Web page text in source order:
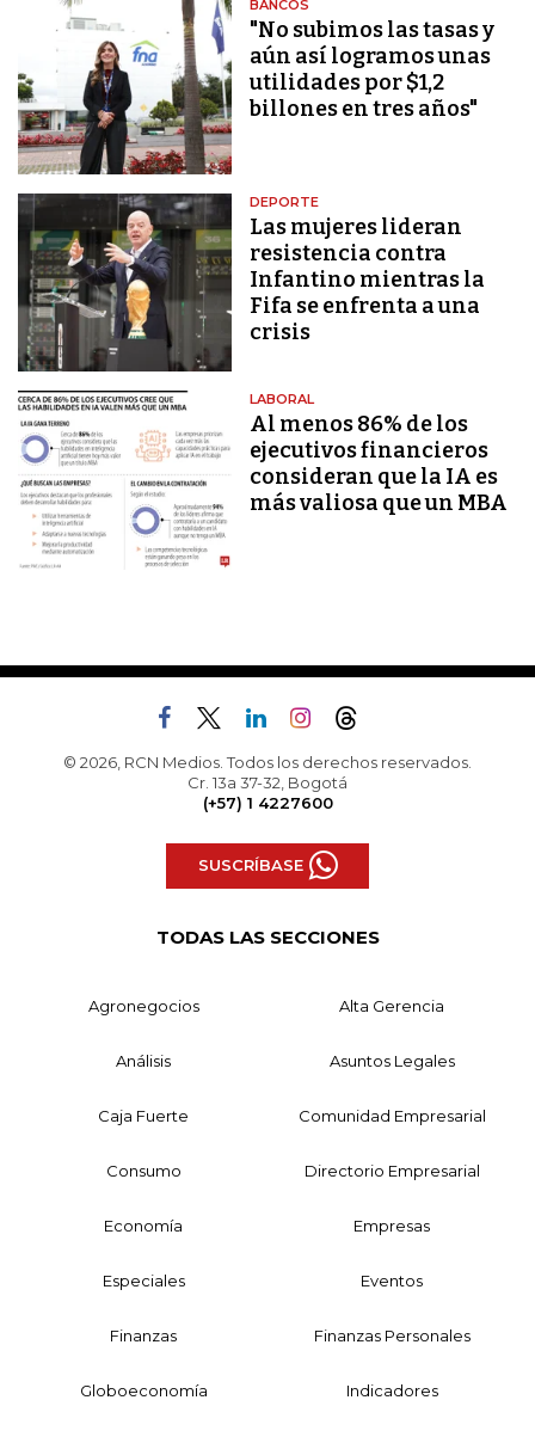
BANCOS
"No subimos las tasas y
aún así logramos unas
utilidades por $1,2
billones en tres años"
DEPORTE
Las mujeres lideran
resistencia contra
Infantino mientras la
Fifa se enfrenta a una
crisis
LABORAL
Al menos 86% de los
ejecutivos financieros
consideran que la IA es
más valiosa que un MBA
© 2026, RCN Medios. Todos los derechos reservados.
Cr. 13a 37-32, Bogotá
(+57) 1 4227600
SUSCRÍBASE
TODAS LAS SECCIONES
Agronegocios Alta Gerencia
Análisis Asuntos Legales
Caja Fuerte Comunidad Empresarial
Consumo Directorio Empresarial
Economía Empresas
Especiales Eventos
Finanzas Finanzas Personales
Globoeconomía Indicadores